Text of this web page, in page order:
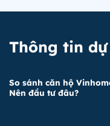
Thông tin
So sánh căn hộ
Nên đầu tư đâu?